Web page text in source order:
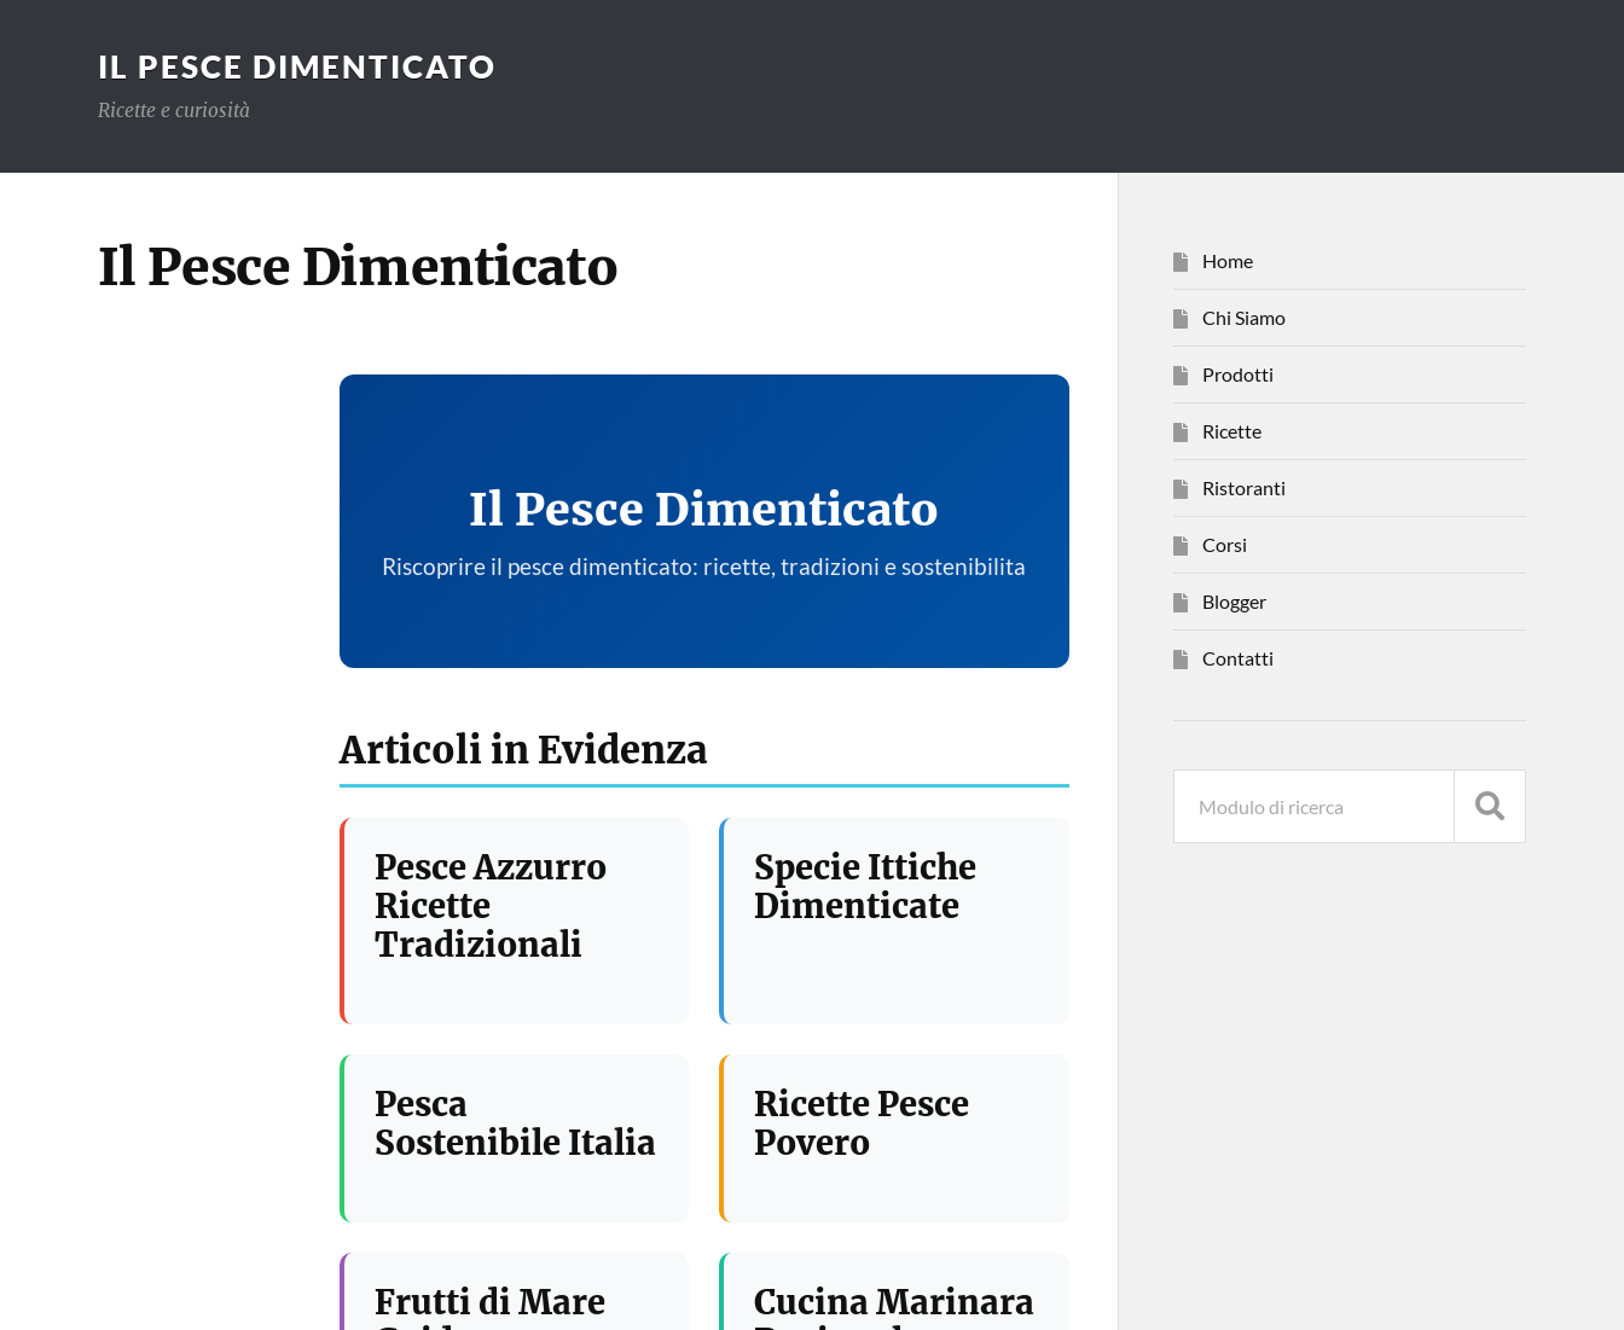
IL PESCE DIMENTICATO
Ricette e curiosità
Il Pesce Dimenticato
Il Pesce Dimenticato
Riscoprire il pesce dimenticato: ricette, tradizioni e sostenibilita
Articoli in Evidenza
Pesce Azzurro
Ricette
Tradizionali
Specie Ittiche
Dimenticate
Pesca
Sostenibile Italia
Ricette Pesce
Povero
Frutti di Mare
Cucina Marinara
Home
Chi Siamo
Prodotti
Ricette
Ristoranti
Corsi
Blogger
Contatti